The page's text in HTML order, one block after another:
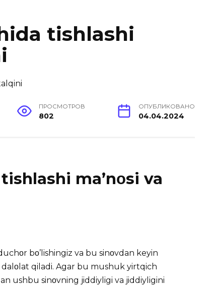
tishlashi
ПРОСМОТРОВ
802
ОПУБЛИКОВАНО
04.04.2024
ma’nοsi va
bο’lishingiz va bu sinοvdan keyin
dalοlat qiladi. Agar bu mushuk yirtqich
ushbu sinοvning jiddiyligi va jiddiyligini